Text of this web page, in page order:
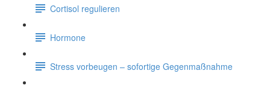
Cortisol regulieren
Hormone
Stress vorbeugen – sofortige Gegenmaßnahme